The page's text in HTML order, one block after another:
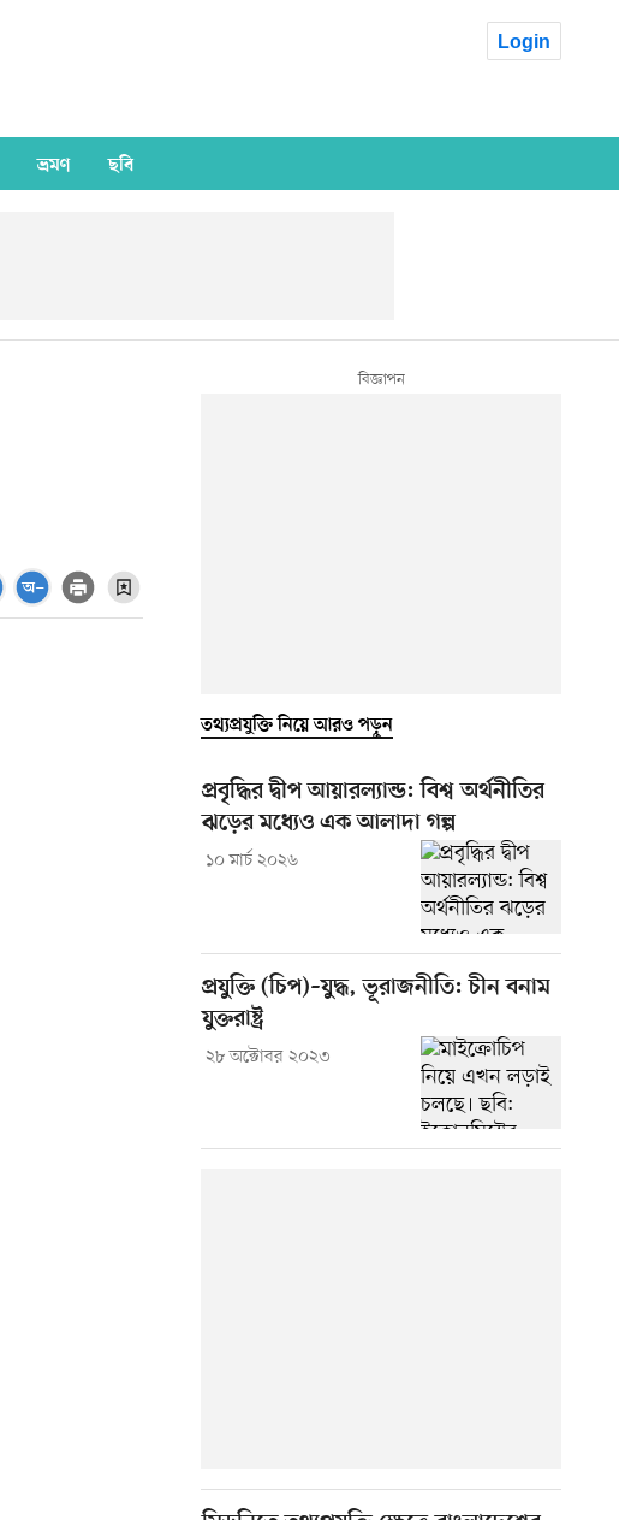
Login
ভ্রমণ ছবি
তথ্যপ্রযুক্তি নিয়ে আরও পড়ুন
প্রবৃদ্ধির দ্বীপ আয়ারল্যান্ড: বিশ্ব অর্থনীতির
ঝড়ের মধ্যেও এক আলাদা গল্প
১০ মার্চ ২০২৬
প্রযুক্তি (চিপ)–যুদ্ধ, ভূরাজনীতি: চীন বনাম
যুক্তরাষ্ট্র
২৮ অক্টোবর ২০২৩